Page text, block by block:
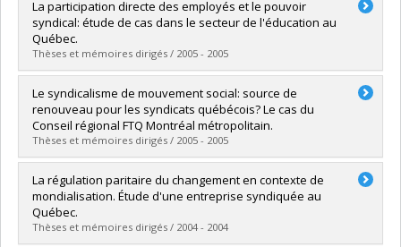
Graduate :MARQUIS, Julie
Cycle :Master's
Grade :
Lien vers le document dans Papyrus
La participation directe des employés et le pouvoir
syndical: étude de cas dans le secteur de l'éducation au
Québec.
Thèses et mémoires dirigés / 2005 - 2005
Graduate :TABAÏCHOUNT, Karima
Cycle :Master's
Grade : M. Sc.
Lien vers le document dans Papyrus
Le syndicalisme de mouvement social: source de
renouveau pour les syndicats québécois? Le cas du
Conseil régional FTQ Montréal métropolitain.
Thèses et mémoires dirigés / 2005 - 2005
Graduate :CORDEAU, Elisabeth
Cycle :Master's
Grade :
Lien vers le document dans Papyrus
La régulation paritaire du changement en contexte de
mondialisation. Étude d'une entreprise syndiquée au
Québec.
Thèses et mémoires dirigés / 2004 - 2004